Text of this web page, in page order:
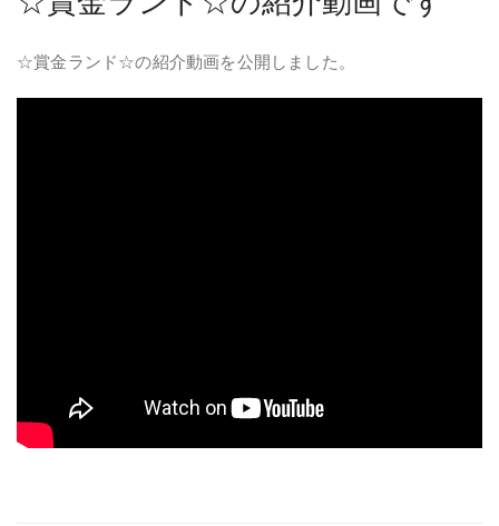
☆賞金ランド☆の紹介動画を公開しました。